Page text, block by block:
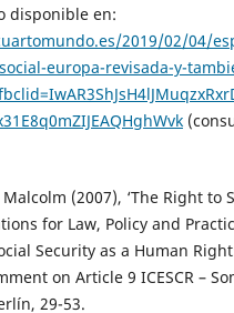
disponible en:
2019/02/04/
europa-revisada-y-
Malcolm (2007), ‘The Right to
for Law, Policy and
Security as a Human
on Article 9 ICESCR –
29-53.